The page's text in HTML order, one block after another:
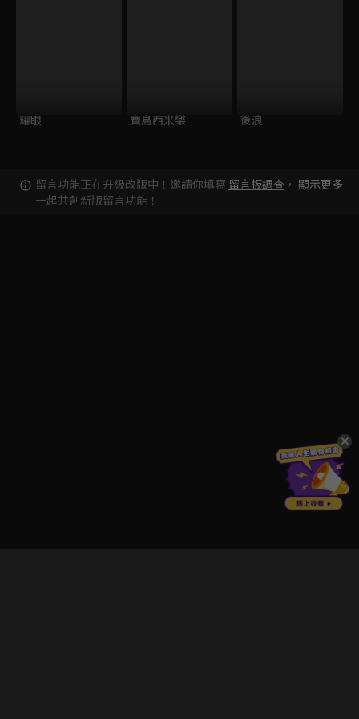
耀眼 寶島西米樂 後浪
留言功能正在升級改版中！邀請你填寫 留言板調查 ，
一起共創新版留言功能！
顯示更多